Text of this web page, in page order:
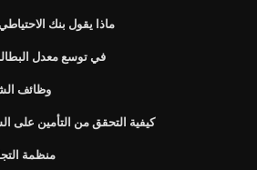
ماذا يقول بنك
في توسع معدل
وظائف
كيفية التحقق من التأمين على
منظمة